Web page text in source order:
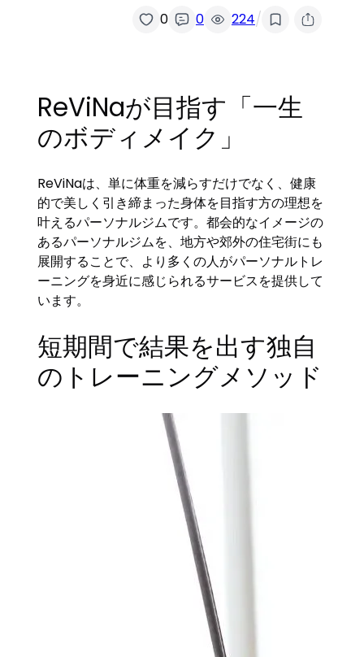
0 0 224/
ReViNaが目指す「一生
のボディメイク」
ReViNaは、単に体重を減らすだけでなく、健康
的で美しく引き締まった身体を目指す方の理想を
叶えるパーソナルジムです。都会的なイメージの
あるパーソナルジムを、地方や郊外の住宅街にも
展開することで、より多くの人がパーソナルトレ
ーニングを身近に感じられるサービスを提供して
います。
短期間で結果を出す独自
のトレーニングメソッド